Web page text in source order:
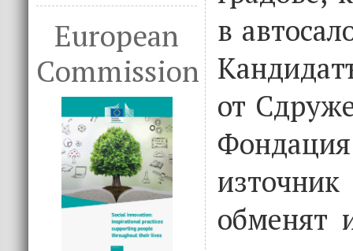
European
Commission
в
от
обменят